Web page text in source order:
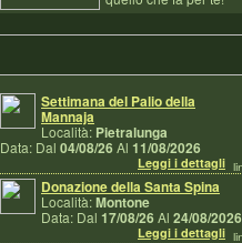
Settimana del Palio della
Mannaja
Località: Pietralunga
Data: Dal 04/08/26 Al 11/08/2026
Leggi i dettagli
Donazione della Santa Spina
Località:Montone
Data: Dal 17/08/26 Al 24/08/2026
Leggi i dettagli